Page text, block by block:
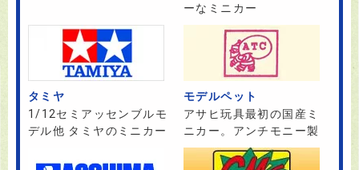
ーなミニカー
タミヤ
1/12セミアッセンブルモ
デル他 タミヤのミニカー
モデルペット
アサヒ玩具最初の国産ミ
ニカー。アンチモニー製